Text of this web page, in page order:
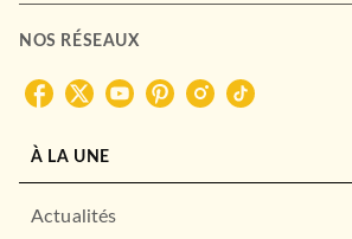
NOS RÉSEAUX
À LA UNE
Actualités